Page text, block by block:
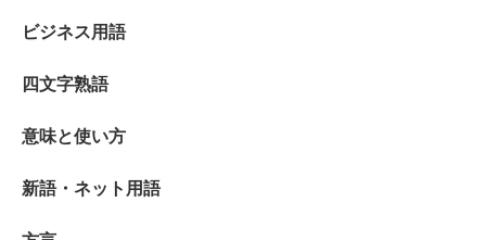
ビジネス用語
四文字熟語
意味と使い方
新語・ネット用語